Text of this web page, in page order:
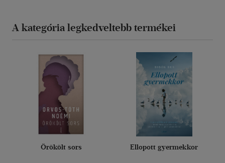
A kategória legkedveltebb termékei
Örökölt sors Ellopott gyermekkor